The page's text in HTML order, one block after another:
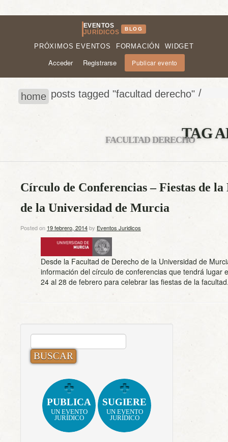
EVENTOS
JURÍDICOS
BLOG
PRÓXIMOS EVENTOS FORMACIÓN WIDGET
Acceder Registrarse Publicar evento
home /
posts tagged "facultad derecho"
TAG
FACULTAD DERECHO
Círculo de Conferencias – Fiestas de
de la Universidad de Murcia
Posted on 19 febrero, 2014by Eventos Juridicos
Desde la Facultad de Derecho de la Universidad de
información del círculo de conferencias que tendrá lugar
24 al 28 de febrero para celebrar las fiestas de la
BUSCAR:
PUBLICA
UN EVENTO
JURÍDICO
SUGIERE
UN EVENTO
JURÍDICO